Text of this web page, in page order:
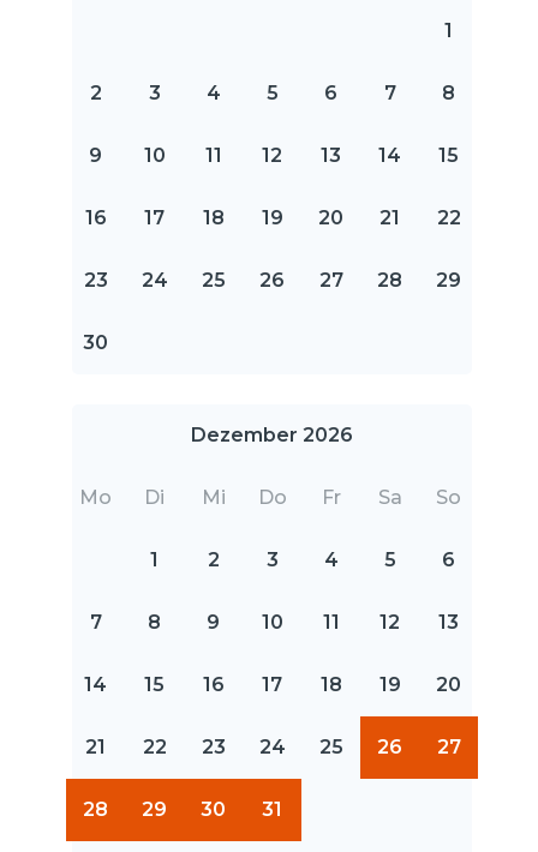
1
2 3 4 5 6 7 8
9 10 11 12 13 14 15
16 17 18 19 20 21 22
23 24 25 26 27 28 29
30
Dezember 2026
Mo Di Mi Do Fr Sa So
1 2 3 4 5 6
7 8 9 10 11 12 13
14 15 16 17 18 19 20
21 22 23 24 25 26 27
28 29 30 31